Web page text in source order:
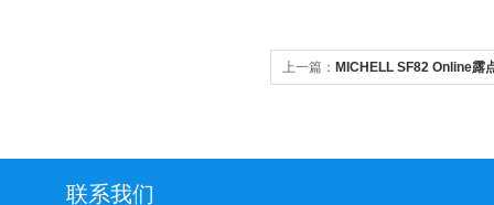
上一篇： MICHELL SF82 Online露
联系我们